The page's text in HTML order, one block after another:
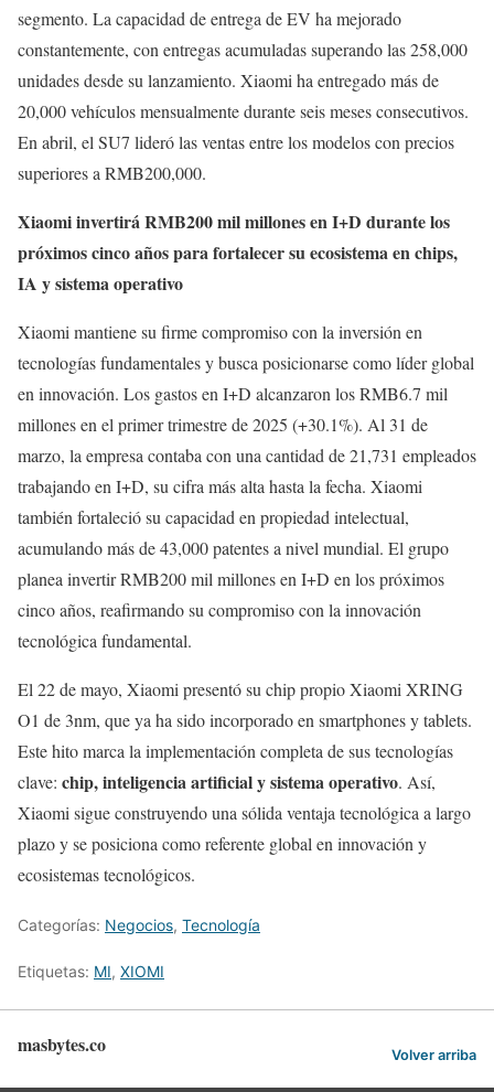
segmento. La capacidad de entrega de EV ha mejorado
constantemente, con entregas acumuladas superando las 258,000
unidades desde su lanzamiento. Xiaomi ha entregado más de
20,000 vehículos mensualmente durante seis meses consecutivos.
En abril, el SU7 lideró las ventas entre los modelos con precios
superiores a RMB200,000.
Xiaomi invertirá RMB200 mil millones en I+D durante los
próximos cinco años para fortalecer su ecosistema en chips,
IA y sistema operativo
Xiaomi mantiene su firme compromiso con la inversión en
tecnologías fundamentales y busca posicionarse como líder global
en innovación. Los gastos en I+D alcanzaron los RMB6.7 mil
millones en el primer trimestre de 2025 (+30.1%). Al 31 de
marzo, la empresa contaba con una cantidad de 21,731 empleados
trabajando en I+D, su cifra más alta hasta la fecha. Xiaomi
también fortaleció su capacidad en propiedad intelectual,
acumulando más de 43,000 patentes a nivel mundial. El grupo
planea invertir RMB200 mil millones en I+D en los próximos
cinco años, reafirmando su compromiso con la innovación
tecnológica fundamental.
El 22 de mayo, Xiaomi presentó su chip propio Xiaomi XRING
O1 de 3nm, que ya ha sido incorporado en smartphones y tablets.
Este hito marca la implementación completa de sus tecnologías
clave: chip, inteligencia artificial y sistema operativo. Así,
Xiaomi sigue construyendo una sólida ventaja tecnológica a largo
plazo y se posiciona como referente global en innovación y
ecosistemas tecnológicos.
Categorías: Negocios, Tecnología
Etiquetas: MI, XIOMI
masbytes.co Volver arriba